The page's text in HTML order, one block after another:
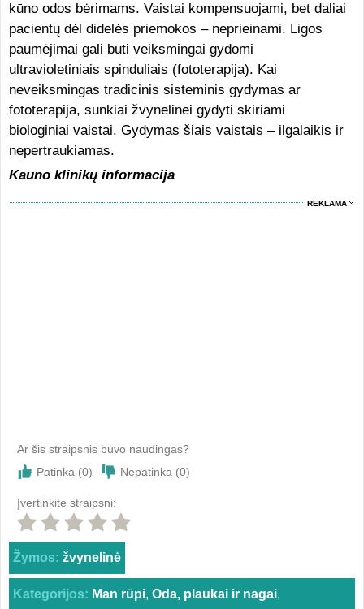
kūno odos bėrimams. Vaistai kompensuojami, bet daliai
pacientų dėl didelės priemokos – neprieinami. Ligos
paūmėjimai gali būti veiksmingai gydomi
ultravioletiniais spinduliais (fototerapija). Kai
neveiksmingas tradicinis sisteminis gydymas ar
fototerapija, sunkiai žvynelinei gydyti skiriami
biologiniai vaistai. Gydymas šiais vaistais – ilgalaikis ir
nepertraukiamas.
Kauno klinikų informacija
REKLAMA
Ar šis straipsnis buvo naudingas?
Patinka (0) Nepatinka (0)
Įvertinkite straipsni:
Žymos: žvynelinė
Kategorijos: Man rūpi, Oda, plaukai ir nagai,